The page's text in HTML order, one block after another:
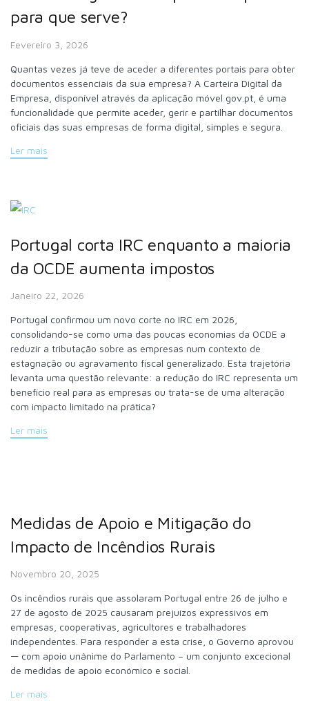
para que serve?
Fevereiro 3, 2026
Quantas vezes já teve de aceder a diferentes portais para obter
documentos essenciais da sua empresa? A Carteira Digital da
Empresa, disponível através da aplicação móvel gov.pt, é uma
funcionalidade que permite aceder, gerir e partilhar documentos
oficiais das suas empresas de forma digital, simples e segura.
Ler mais
Portugal corta IRC enquanto a maioria
da OCDE aumenta impostos
Janeiro 22, 2026
Portugal confirmou um novo corte no IRC em 2026,
consolidando-se como uma das poucas economias da OCDE a
reduzir a tributação sobre as empresas num contexto de
estagnação ou agravamento fiscal generalizado. Esta trajetória
levanta uma questão relevante: a redução do IRC representa um
benefício real para as empresas ou trata-se de uma alteração
com impacto limitado na prática?
Ler mais
Medidas de Apoio e Mitigação do
Impacto de Incêndios Rurais
Novembro 20, 2025
Os incêndios rurais que assolaram Portugal entre 26 de julho e
27 de agosto de 2025 causaram prejuízos expressivos em
empresas, cooperativas, agricultores e trabalhadores
independentes. Para responder a esta crise, o Governo aprovou
— com apoio unânime do Parlamento – um conjunto excecional
de medidas de apoio económico e social.
Ler mais